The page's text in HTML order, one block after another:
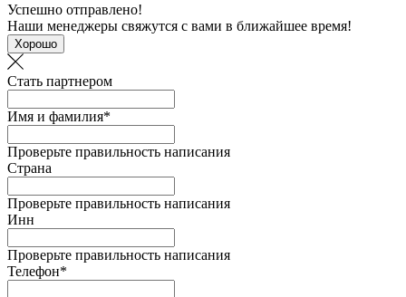
Успешно отправлено!
Наши менеджеры свяжутся с вами в ближайшее время!
Хорошо
Стать партнером
Имя и фамилия*
Проверьте правильность написания
Страна
Проверьте правильность написания
Инн
Проверьте правильность написания
Телефон*